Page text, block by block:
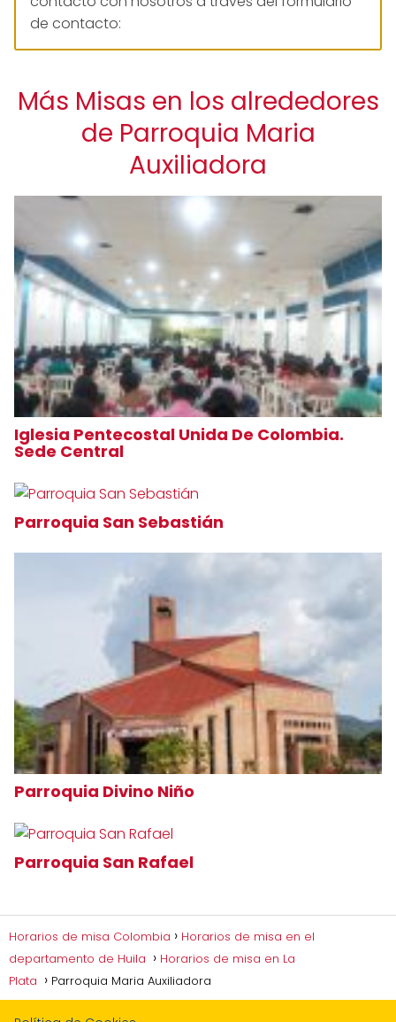
de contacto:
Más Misas en los alrededores
de Parroquia Maria
Auxiliadora
Iglesia Pentecostal Unida De Colombia.
Sede Central
Parroquia San Sebastián
Parroquia Divino Niño
Parroquia San Rafael
Horarios de misa Colombia
Horarios de misa en el
departamento de Huila
Horarios de misa en La
Plata
Parroquia Maria Auxiliadora